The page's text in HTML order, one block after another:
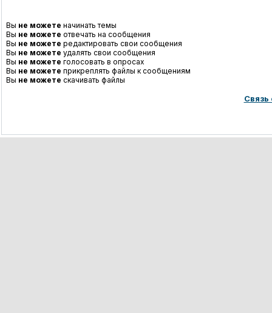
Вы не можете начинать темы
Вы не можете отвечать на сообщения
Вы не можете редактировать свои сообщения
Вы не можете удалять свои сообщения
Вы не можете голосовать в опросах
Вы не можете прикреплять файлы к сообщениям
Вы не можете скачивать файлы